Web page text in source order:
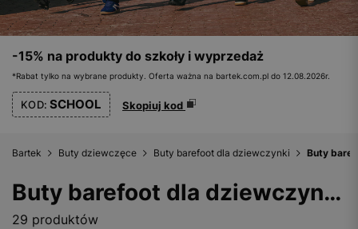
-15% na produkty do szkoły i wyprzedaż
*Rabat tylko na wybrane produkty. Oferta ważna na bartek.com.pl do 12.08.2026r.
KOD: SCHOOL Skopiuj kod
Bartek Buty dziewczęce Buty barefoot dla dziewczynki Buty
Buty barefoot dla dziewczynki - rozmiar 24
29 produktów